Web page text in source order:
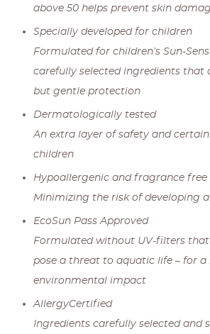
above 50 helps prevent skin
Specially developed for children
Formulated for children’s Sun-
carefully selected ingredients that
but gentle protection
Dermatologically tested
An extra layer of safety and
children
Hypoallergenic and fragrance free
Minimizing the risk of developing
EcoSun Pass Approved
Formulated without UV-filters
pose a threat to aquatic life – for a
environmental impact
AllergyCertified
Ingredients carefully selected and